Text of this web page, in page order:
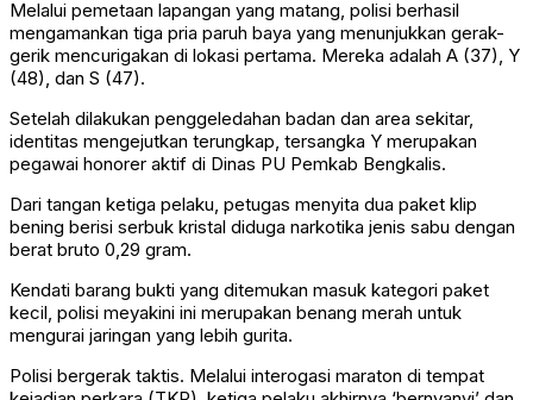
Melalui pemetaan lapangan yang matang, polisi berhasil
mengamankan tiga pria paruh baya yang menunjukkan gerak-
gerik mencurigakan di lokasi pertama. Mereka adalah A (37), Y
(48), dan S (47).
Setelah dilakukan penggeledahan badan dan area sekitar,
identitas mengejutkan terungkap, tersangka Y merupakan
pegawai honorer aktif di Dinas PU Pemkab Bengkalis.
Dari tangan ketiga pelaku, petugas menyita dua paket klip
bening berisi serbuk kristal diduga narkotika jenis sabu dengan
berat bruto 0,29 gram.
Kendati barang bukti yang ditemukan masuk kategori paket
kecil, polisi meyakini ini merupakan benang merah untuk
mengurai jaringan yang lebih gurita.
Polisi bergerak taktis. Melalui interogasi maraton di tempat